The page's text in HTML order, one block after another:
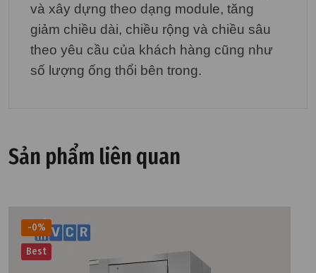
và xây dựng theo dạng module, tăng
giảm chiều dài, chiều rộng và chiều sâu
theo yêu cầu của khách hàng cũng như
số lượng ống thổi bên trong.
Sản phẩm liên quan
-0%
Best